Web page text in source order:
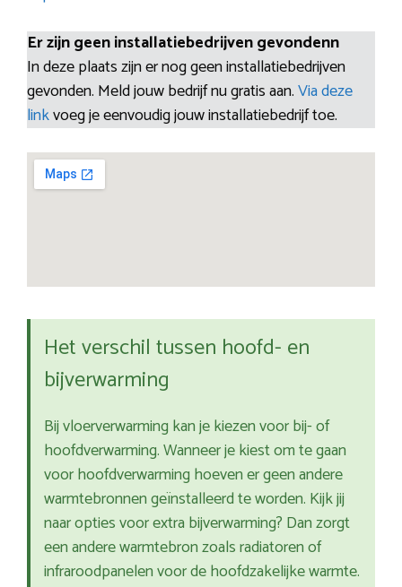
Er zijn geen installatiebedrijven gevondenn
In deze plaats zijn er nog geen installatiebedrijven
gevonden. Meld jouw bedrijf nu gratis aan.Via deze
linkvoeg je eenvoudig jouw installatiebedrijf toe.
Het verschil tussen hoofd- en
bijverwarming
Bij vloerverwarming kan je kiezen voor bij- of
hoofdverwarming. Wanneer je kiest om te gaan
voor hoofdverwarming hoeven er geen andere
warmtebronnen geïnstalleerd te worden. Kijk jij
naar opties voor extra bijverwarming? Dan zorgt
een andere warmtebron zoals radiatoren of
infraroodpanelen voor de hoofdzakelijke warmte.